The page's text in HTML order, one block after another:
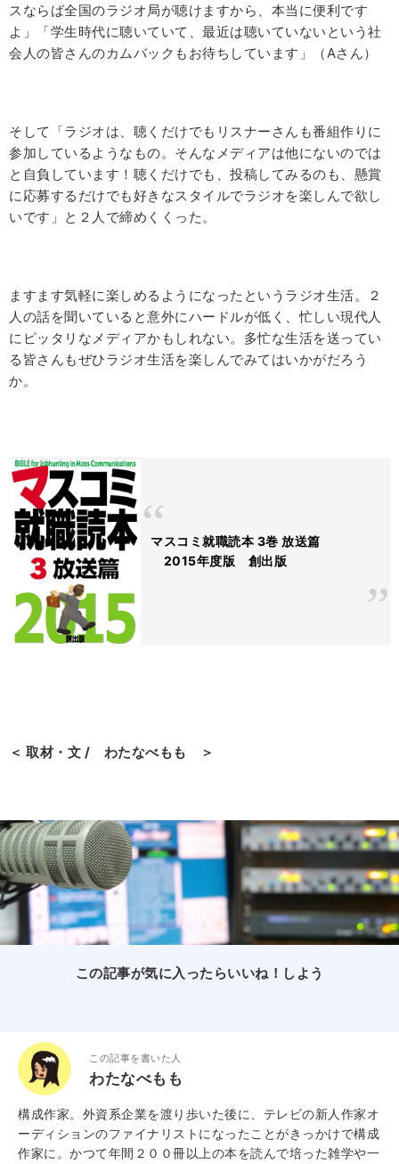
スならば全国のラジオ局が聴けますから、本当に便利です
よ」「学生時代に聴いていて、最近は聴いていないという社
会人の皆さんのカムバックもお待ちしています」（Aさん）
そして「ラジオは、聴くだけでもリスナーさんも番組作りに
参加しているようなもの。そんなメディアは他にないのでは
と自負しています！聴くだけでも、投稿してみるのも、懸賞
に応募するだけでも好きなスタイルでラジオを楽しんで欲し
いです」と２人で締めくくった。
ますます気軽に楽しめるようになったというラジオ生活。２
人の話を聞いていると意外にハードルが低く、忙しい現代人
にピッタリなメディアかもしれない。多忙な生活を送ってい
る皆さんもぜひラジオ生活を楽しんでみてはいかがだろう
か。
マスコミ就職読本 3巻 放送篇
2015年度版 創出版
＜ 取材・文 / わたなべもも ＞
この記事が気に入ったらいいね！しよう
この記事を書いた人
わたなべもも
構成作家。外資系企業を渡り歩いた後に、テレビの新人作家オ
ーディションのファイナリストになったことがきっかけで構成
作家に。かつて年間２００冊以上の本を読んで培った雑学や一